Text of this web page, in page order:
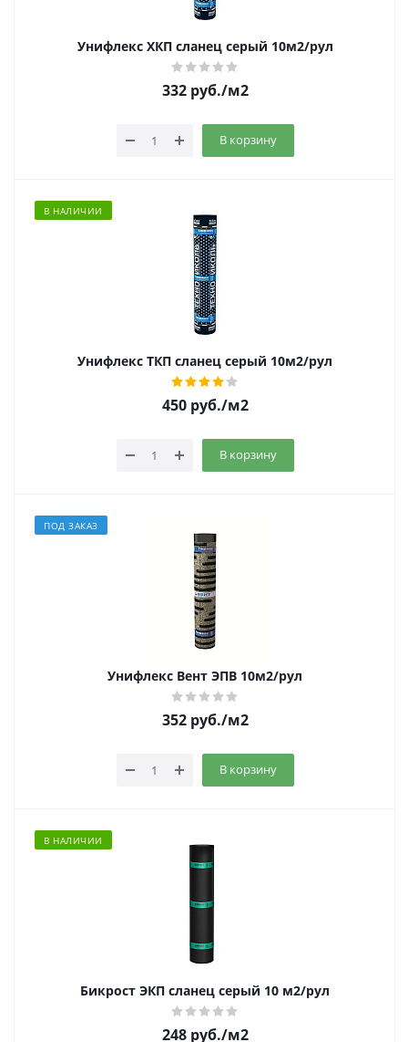
Унифлекс ХКП сланец серый 10м2/рул
332руб./м2
В корзину
В НАЛИЧИИ
Унифлекс ТКП сланец серый 10м2/рул
450руб./м2
В корзину
ПОД ЗАКАЗ
Унифлекс Вент ЭПВ 10м2/рул
352руб./м2
В корзину
В НАЛИЧИИ
Бикрост ЭКП сланец серый 10 м2/рул
248руб./м2